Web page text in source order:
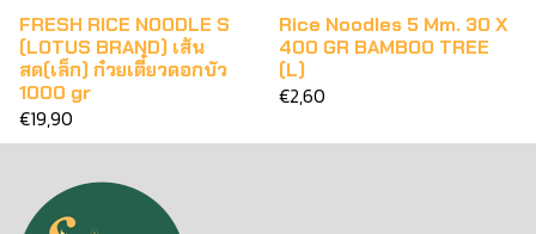
FRESH RICE NOODLE S
(LOTUS BRAND) เส้น
สด(เล็ก) ก๋วยเตี๋ยวดอกบัว
1000 gr
€19,90
Rice Noodles 5 Mm. 30 X
400 GR BAMBOO TREE
(L)
€2,60